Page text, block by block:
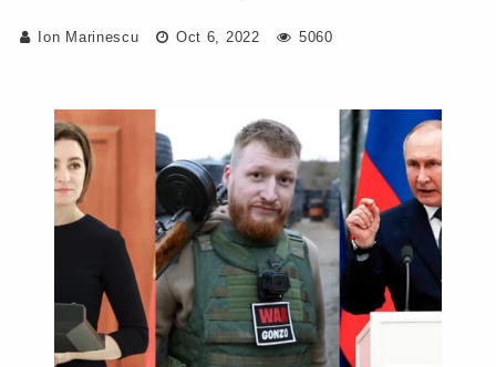
Ion Marinescu Oct 6, 2022 5060